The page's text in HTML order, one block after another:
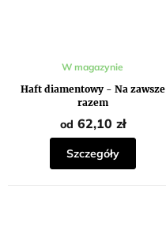
Haft diamentowy - Na zawsze
razem
W magazynie
od 62,10 zł
Szczegóły